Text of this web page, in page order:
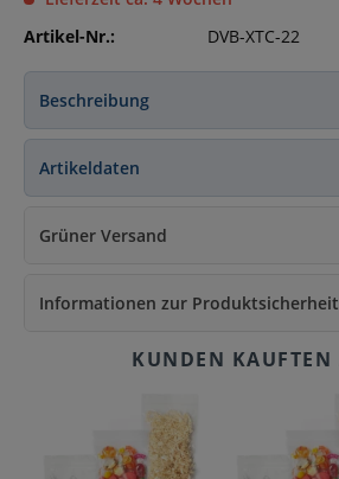
Artikel-Nr.:
DVB-XTC-22
Beschreibung
Artikeldaten
Grüner Versand
Informationen zur Produktsicherheit